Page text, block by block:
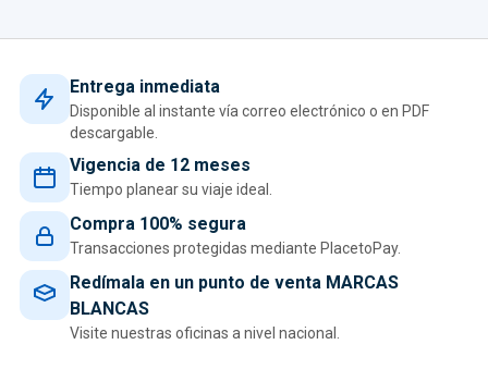
Entrega inmediata
Disponible al instante vía correo electrónico o en PDF
descargable.
Vigencia de 12 meses
Tiempo planear su viaje ideal.
Compra 100% segura
Transacciones protegidas mediante PlacetoPay.
Redímala en un punto de venta MARCAS
BLANCAS
Visite nuestras oficinas a nivel nacional.